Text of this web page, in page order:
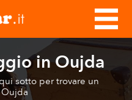
in Oujda
sotto per trovare un